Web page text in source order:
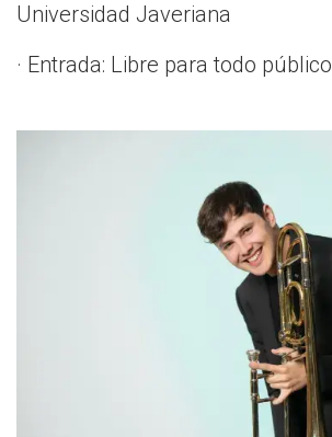
Universidad Javeriana
· Entrada: Libre para todo público